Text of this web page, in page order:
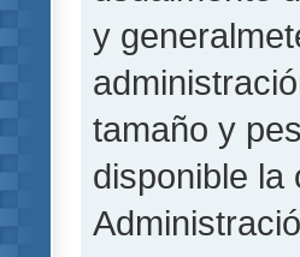
y
tamaño y
disponible la